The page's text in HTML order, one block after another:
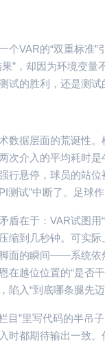
个VAR的“双重标准
”，却因为环境变
试的胜利，还是测试
数据层面的荒诞性
次介入的平均耗时
行悬停，球员的站
测试”中断了。足
盾在于：VAR试图
缩到几秒钟。可实
面的瞬间——系统依
在越位位置的“是否
入“到底哪条腿先迈
目”里写代码的半吊
时都期待输出一致